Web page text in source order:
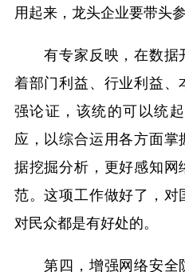
用起来，龙头企业要带头
有专家反映，在数据
着部门利益、行业利益
强论证，该统的可以统
应，以综合运用各方面
据挖掘分析，更好感知
范。这项工作做好了，对
对民众都是有好处的。
第四，增强网络安全